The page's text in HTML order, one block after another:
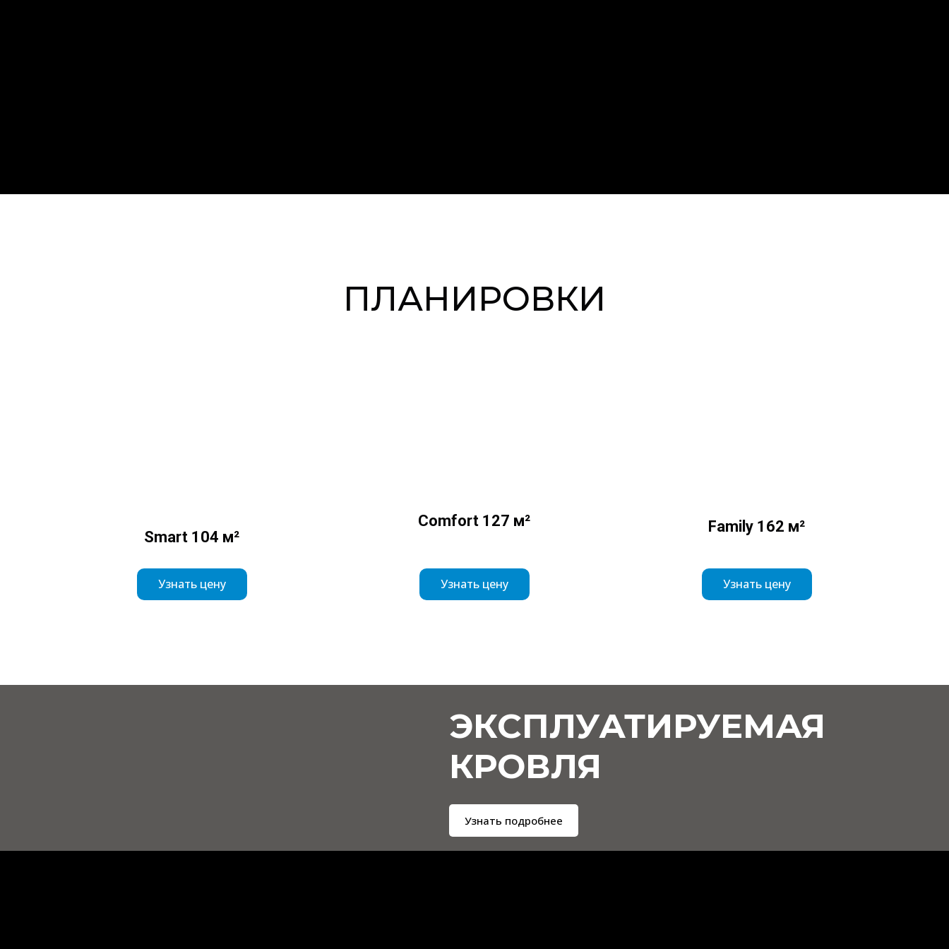
ПЛАНИРОВКИ
Smart 104 м²
Узнать цену
Comfort 127 м²
Узнать цену
Family 162 м²
Узнать цену
ЭКСПЛУАТИРУЕМАЯ
КРОВЛЯ
Узнать подробнее